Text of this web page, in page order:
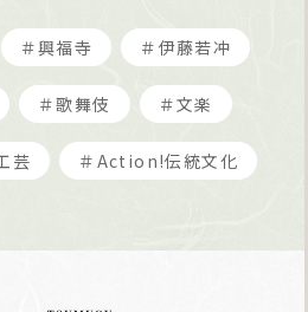
＃興福寺 ＃伊藤若冲
＃歌舞伎 ＃文楽
芸 ＃Action!伝統文化